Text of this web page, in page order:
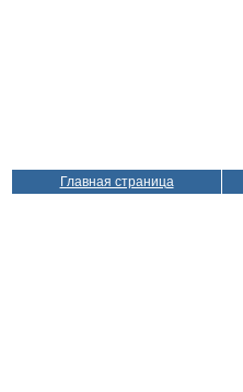
Главная страница